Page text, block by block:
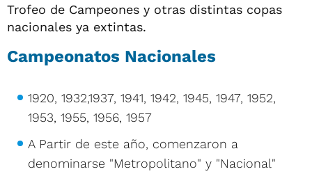
Trofeo de Campeones y otras distintas copas
nacionales ya extintas.
Campeonatos Nacionales
1920, 1932,1937, 1941, 1942, 1945, 1947, 1952,
1953, 1955, 1956, 1957
A Partir de este año, comenzaron a
denominarse "Metropolitano" y "Nacional"